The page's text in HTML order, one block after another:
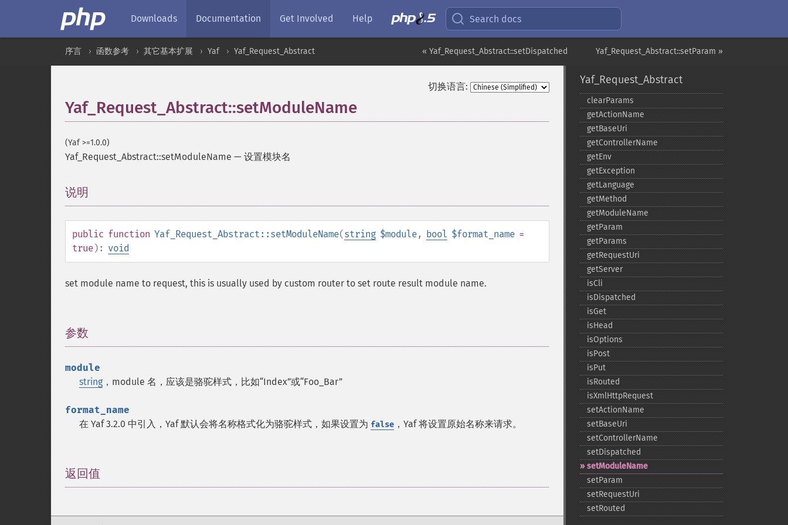
Downloads Documentation Get Involved Help Search docs
Yaf_Request_Abstract::setParam »
« Yaf_Request_Abstract::setDispatched
序言 函数参考 其它基本扩展 Yaf Yaf_Request_Abstract
切换语言:
Yaf_Request_Abstract::setModuleName
(Yaf >=1.0.0)
Yaf_Request_Abstract::setModuleName — 设置模块名
说明
public function Yaf_Request_Abstract::setModuleName(string $module, bool $format_name =
true): void
set module name to request, this is usually used by custom router to set route result module name.
参数
module
string ，module 名，应该是骆驼样式，比如“Index”或“Foo_Bar”
format_name
在 Yaf 3.2.0 中引入，Yaf 默认会将名称格式化为骆驼样式，如果设置为 false ，Yaf 将设置原始名称来请求。
返回值
Yaf_Request_Abstract
clearParams
getActionName
getBaseUri
getControllerName
getEnv
getException
getLanguage
getMethod
getModuleName
getParam
getParams
getRequestUri
getServer
isCli
isDispatched
isGet
isHead
isOptions
isPost
isPut
isRouted
isXmlHttpRequest
setActionName
setBaseUri
setControllerName
setDispatched
setModuleName
setParam
setRequestUri
setRouted